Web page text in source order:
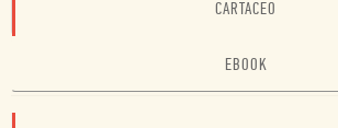
CARTACEO
EBOOK